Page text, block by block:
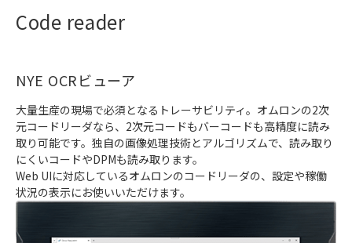
Code reader
NYE OCRビューア
大量生産の現場で必須となるトレーサビリティ。オムロンの2次
元コードリーダなら、2次元コードもバーコードも高精度に読み
取り可能です。独自の画像処理技術とアルゴリズムで、読み取り
にくいコードやDPMも読み取ります。
Web UIに対応しているオムロンのコードリーダの、設定や稼働
状況の表示にお使いいただけます。